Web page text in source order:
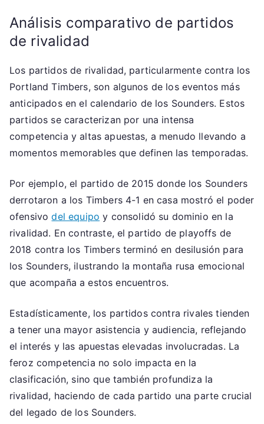
Análisis comparativo de partidos
de rivalidad
Los partidos de rivalidad, particularmente contra los
Portland Timbers, son algunos de los eventos más
anticipados en el calendario de los Sounders. Estos
partidos se caracterizan por una intensa
competencia y altas apuestas, a menudo llevando a
momentos memorables que definen las temporadas.
Por ejemplo, el partido de 2015 donde los Sounders
derrotaron a los Timbers 4-1 en casa mostró el poder
ofensivodel equipo y consolidó su dominio en la
rivalidad. En contraste, el partido de playoffs de
2018 contra los Timbers terminó en desilusión para
los Sounders, ilustrando la montaña rusa emocional
que acompaña a estos encuentros.
Estadísticamente, los partidos contra rivales tienden
a tener una mayor asistencia y audiencia, reflejando
el interés y las apuestas elevadas involucradas. La
feroz competencia no solo impacta en la
clasificación, sino que también profundiza la
rivalidad, haciendo de cada partido una parte crucial
del legado de los Sounders.